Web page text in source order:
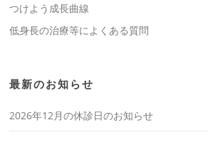
つけよう成長曲線
低身長の治療等によくある質問
最新のお知らせ
2026年12月の休診日のお知らせ